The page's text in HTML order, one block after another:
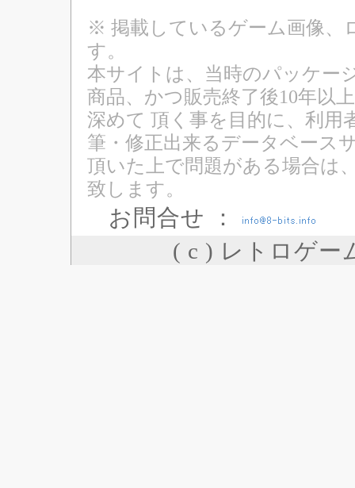
※ 掲載しているゲーム画像、
す。
本サイトは、当時のパッケー
商品、かつ販売終了後10年以
深めて 頂く事を目的に、利用
筆・修正出来るデータベース
頂いた上で問題がある場合は
致します。
お問合せ ：
( c ) レトロゲー